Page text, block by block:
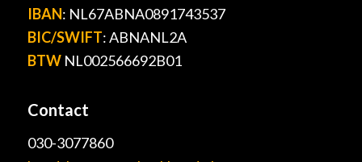
IBAN: NL67ABNA0891743537
BIC/SWIFT: ABNANL2A
BTWNL002566692B01
Contact
030-3077860